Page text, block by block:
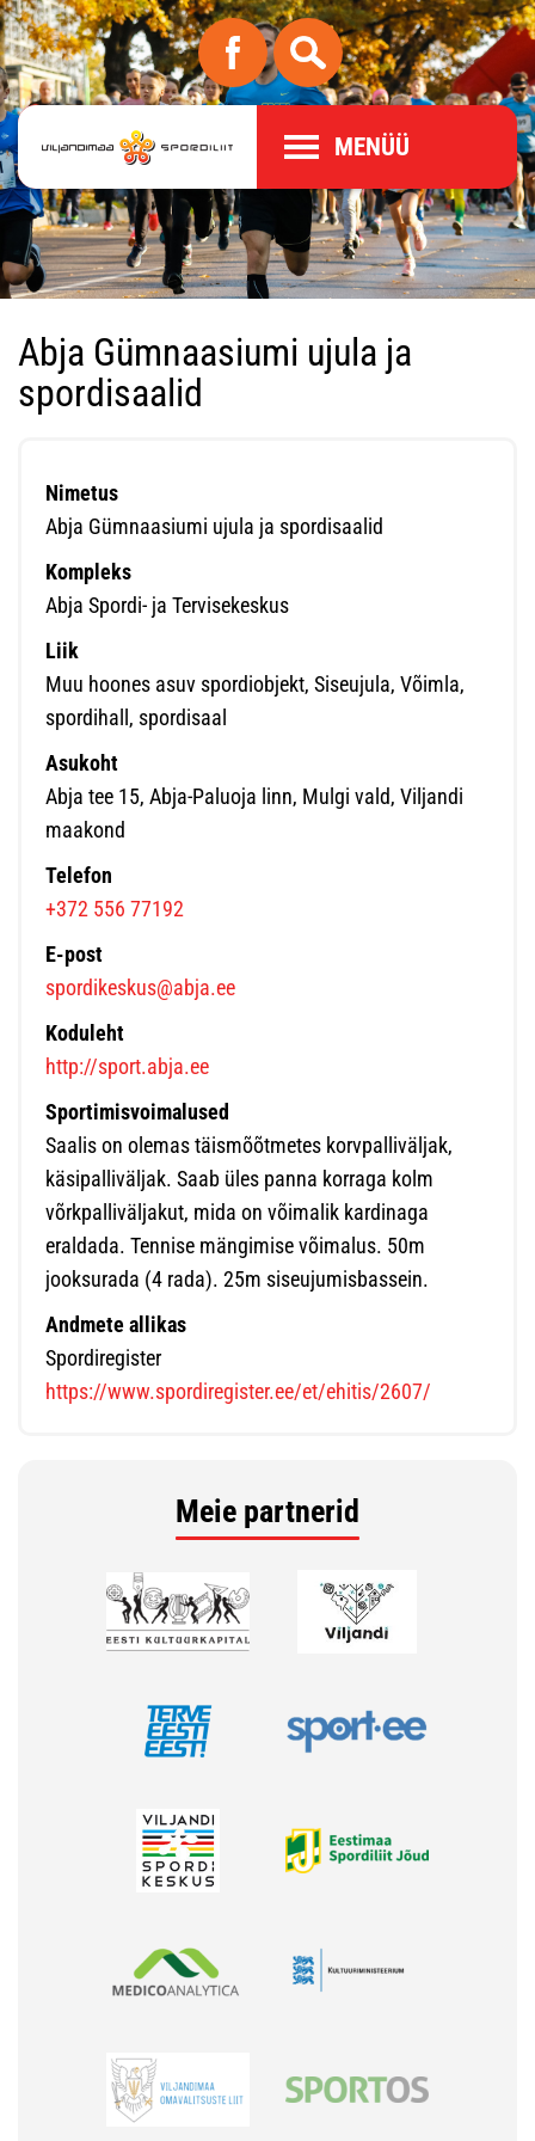
MENÜÜ
Abja Gümnaasiumi ujula ja
spordisaalid
Nimetus
Abja Gümnaasiumi ujula ja spordisaalid
Kompleks
Abja Spordi- ja Tervisekeskus
Liik
Muu hoones asuv spordiobjekt, Siseujula, Võimla,
spordihall, spordisaal
Asukoht
Abja tee 15, Abja-Paluoja linn, Mulgi vald, Viljandi
maakond
Telefon
+372 556 77192
E-post
spordikeskus@abja.ee
Koduleht
http://sport.abja.ee
Sportimisvoimalused
Saalis on olemas täismõõtmetes korvpalliväljak,
käsipalliväljak. Saab üles panna korraga kolm
võrkpalliväljakut, mida on võimalik kardinaga
eraldada. Tennise mängimise võimalus. 50m
jooksurada (4 rada). 25m siseujumisbassein.
Andmete allikas
Spordiregister
https://www.spordiregister.ee/et/ehitis/2607/
Meie partnerid